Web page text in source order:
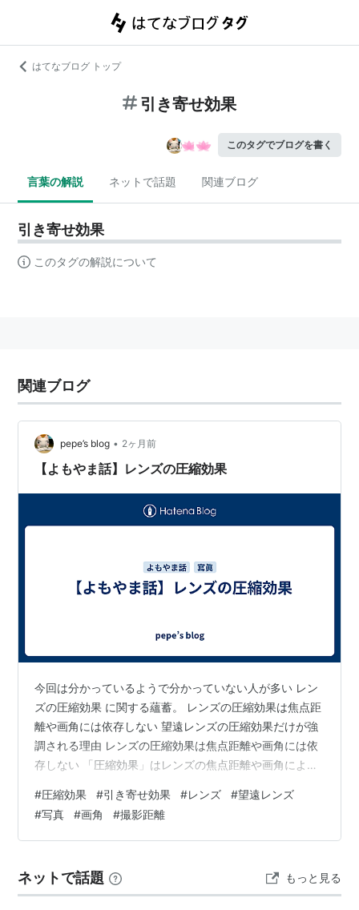
はてなブログ トップ
引き寄せ効果
このタグでブログを書く
言葉の解説 ネットで話題 関連ブログ
引き寄せ効果
このタグの解説について
関連ブログ
pepe’s blog • 2ヶ月前
【よもやま話】レンズの圧縮効果
今回は分かっているようで分かっていない人が多い レン
ズの圧縮効果 に関する蘊蓄。 レンズの圧縮効果は焦点距
離や画角には依存しない 望遠レンズの圧縮効果だけが強
調される理由 レンズの圧縮効果は焦点距離や画角には依
存しない 「圧縮効果」はレンズの焦点距離や画角による
ものです。標準・広角レンズでも同じ距離から撮影して
トリミングやクロッピングをすれば同じ効果は得られま
す（画質は低下しますけど）。 以上で説明は終わりです
よ」というコメントをいただいたりします。さらに、プ
ロカメラマンを自称する人の中にも正し…
#圧縮効果 #引き寄せ効果 #レンズ #望遠レンズ
#写真 #画角 #撮影距離
ネットで話題 もっと見る